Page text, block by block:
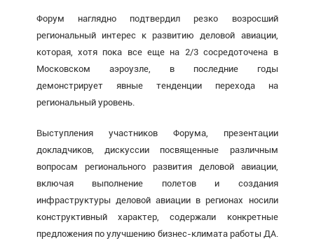
Форум наглядно подтвердил резко возросший
региональный интерес к развитию деловой авиации,
которая, хотя пока все еще на 2/3 сосредоточена в
Московском аэроузле, в последние годы
демонстрирует явные тенденции перехода на
региональный уровень.
Выступления участников Форума, презентации
докладчиков, дискуссии посвященные различным
вопросам регионального развития деловой авиации,
включая выполнение полетов и создания
инфраструктуры деловой авиации в регионах носили
конструктивный характер, содержали конкретные
предложения по улучшению бизнес-климата работы ДА.